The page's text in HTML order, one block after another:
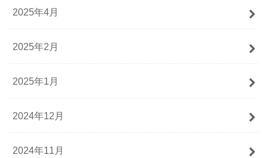
2025年4月
2025年2月
2025年1月
2024年12月
2024年11月